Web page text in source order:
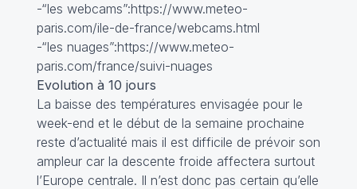
-“les webcams”:https://www.meteo-
paris.com/ile-de-france/webcams.html
-“les nuages”:https://www.meteo-
paris.com/france/suivi-nuages
Evolution à 10 jours
La baisse des températures envisagée pour le
week-end et le début de la semaine prochaine
reste d’actualité mais il est difficile de prévoir son
ampleur car la descente froide affectera surtout
l’Europe centrale. Il n’est donc pas certain qu’elle